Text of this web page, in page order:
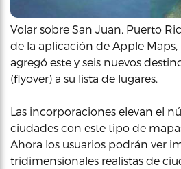
Volar sobre San Juan, Puerto
de la aplicación de Apple
agregó este y seis nuevos
(flyover) a su lista de lugares.
Las incorporaciones elevan el
ciudades con este tipo de
Ahora los usuarios podrán ver
tridimensionales realistas de